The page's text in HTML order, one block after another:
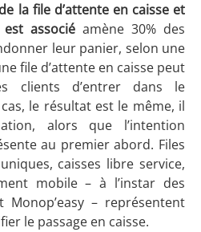
la file d’attente en caisse et
associé amène 30% des
leur panier, selon une
file d’attente en caisse peut
clients d’entrer dans le
le résultat est le même, il
alors que l’intention
au premier abord. Files
caisses libre service,
mobile – à l’instar des
– représentent
le passage en caisse.